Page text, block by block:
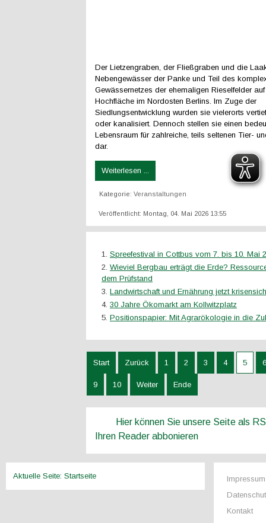
Der Lietzengraben, der Fließgraben und die
Nebengewässer der Panke und Teil des
Gewässernetzes der ehemaligen Rieselfelder
Hochfläche im Nordosten Berlins. Im Zuge der
Siedlungsentwicklung wurden sie vielerorts
oder kanalisiert. Dennoch stellen sie einen
Lebensraum für zahlreiche, teils seltenen Tier-
dar.
Weiterlesen ...
Kategorie: Veranstaltungen
Veröffentlicht: Montag, 04. Mai 2026 13:55
Spreefestival in Cottbus vom 7. bis 10. Mai
Wieviel Bergbau erträgt die Erde?
dem Prüfstand
Landwirtschaft und Ernährung jetzt
30 Jahre Ökomarkt am Kollwitzplatz
Positionspapier: Mit Agrarökologie in die
Start Zurück 1 2 3 4 5 6
9 10 Weiter Ende
Hier können Sie unsere Seite als
Ihren Reader abbonieren
Aktuelle Seite: Startseite
Impressum
Kontakt